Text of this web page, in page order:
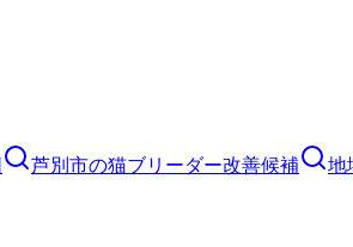
芦別市の猫ブリーダー改善候補 地